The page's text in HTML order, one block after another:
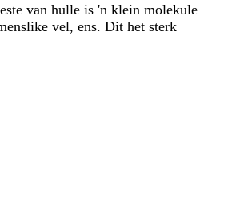
van hulle is 'n klein molekule
vel, ens. Dit het sterk